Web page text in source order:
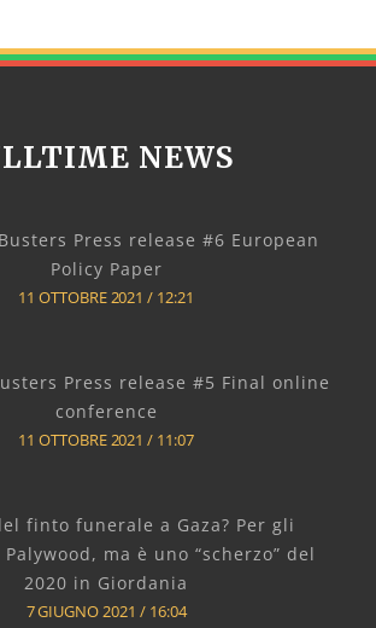
NEWS
Press release #6 European
Policy Paper
11 OTTOBRE 2021 12:21
Press release #5 Final online
conference
11 OTTOBRE 2021 11:07
finto funerale a Gaza? Per gli
ma è uno “scherzo” del
2020 in Giordania
7 GIUGNO 2021 16:04